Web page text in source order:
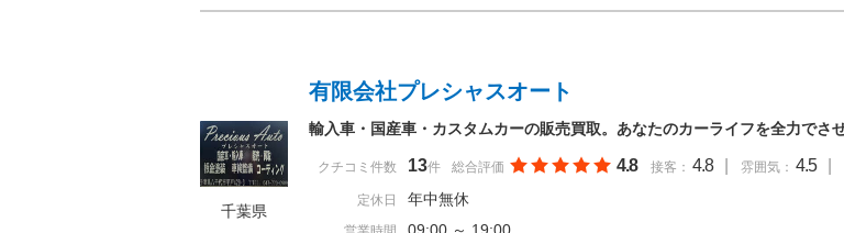
千葉県
有限会社プレシャスオート
輸入車・国産車・カスタムカーの販売買取。あなたのカーライフを全力でさ
クチコミ件数 13件 総合評価 4.8 接客： 4.8 雰囲気： 4.5
定休日 年中無休